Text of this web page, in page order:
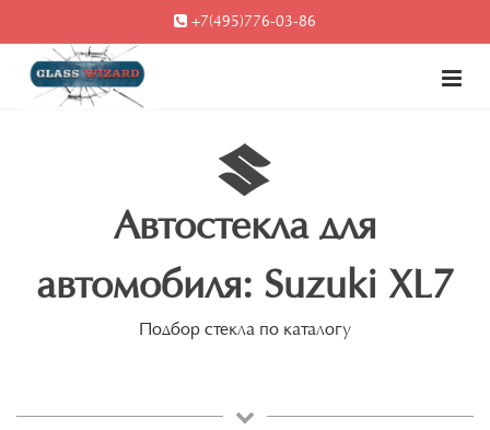
+7(495)776-03-86
Автостекла для
автомобиля: Suzuki XL7
Подбор стекла по каталогу